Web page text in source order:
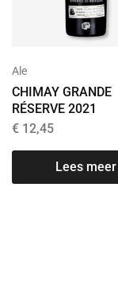
Ale
CHIMAY GRANDE
RÉSERVE 2021
€ 12,45
Lees meer